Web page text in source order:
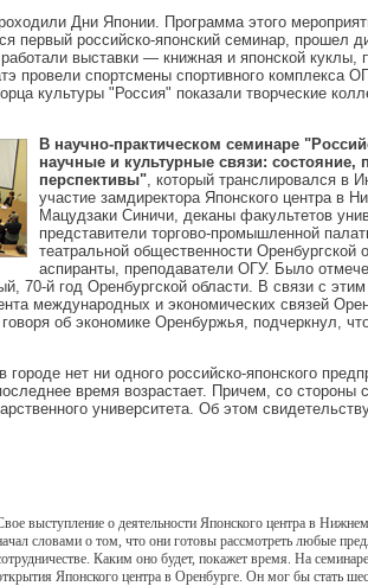
Дни Японии. Программа этого
первый российско-японский семинар, прошел
выставки — книжная и японской куклы,
провели спортсмены спортивного комплекса
культуры "Россия" показали творческие
В научно-практическом семинаре
научные и культурные связи: состояние,
перспективы", который транслировался в
участие замдиректора Японского центра в
Мацудзаки Синичи, деканы факультетов
представители торгово-промышленной
театральной общественности Оренбургской
аспиранты, преподаватели ОГУ. Было
70-й год Оренбургской области. В связи с
международных и экономических связей
об экономике Оренбуржья, подчеркнул,
городе нет ни одного российско-японского
время возрастает. Причем, со стороны
университета. Об этом
выступление о деятельности Японского центра в
словами о том, что они готовы рассмотреть любые
Каким оно будет, покажет время. На
Японского центра в Оренбурге. Он мог бы стать